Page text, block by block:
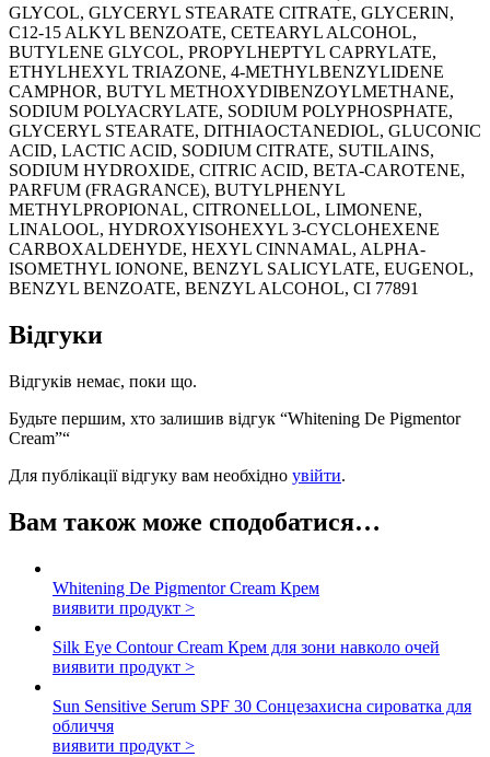
GLYCOL, GLYCERYL STEARATE CITRATE, GLYCERIN,
C12-15 ALKYL BENZOATE, CETEARYL ALCOHOL,
BUTYLENE GLYCOL, PROPYLHEPTYL CAPRYLATE,
ETHYLHEXYL TRIAZONE, 4-METHYLBENZYLIDENE
CAMPHOR, BUTYL METHOXYDIBENZOYLMETHANE,
SODIUM POLYACRYLATE, SODIUM POLYPHOSPHATE,
GLYCERYL STEARATE, DITHIAOCTANEDIOL, GLUCONIC
ACID, LACTIC ACID, SODIUM CITRATE, SUTILAINS,
SODIUM HYDROXIDE, CITRIC ACID, BETA-CAROTENE,
PARFUM (FRAGRANCE), BUTYLPHENYL
METHYLPROPIONAL, CITRONELLOL, LIMONENE,
LINALOOL, HYDROXYISOHEXYL 3-CYCLOHEXENE
CARBOXALDEHYDE, HEXYL CINNAMAL, ALPHA-
ISOMETHYL IONONE, BENZYL SALICYLATE, EUGENOL,
BENZYL BENZOATE, BENZYL ALCOHOL, CI 77891
Відгуки
Відгуків немає, поки що.
Будьте першим, хто залишив відгук “Whitening De Pigmentor
Cream”“
Для публікації відгуку вам необхідно увійти.
Вам також може сподобатися…
Whitening De Pigmentor Cream Крем
виявити продукт >
Silk Eye Contour Cream Крем для зони навколо очей
виявити продукт >
Sun Sensitive Serum SPF 30 Сонцезахисна сироватка для
обличчя
виявити продукт >